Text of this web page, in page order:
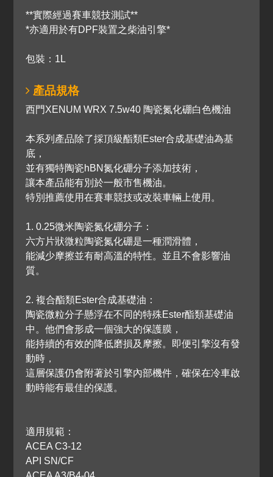
**實際經過賽車競技測試**
*亦適用於有DPF裝置之柴油引擎*
包裝：1L
產品規格
西門XENUM WRX 7.5w40 陶瓷氮化硼白色機油
本系列產品除了採頂級酯類Ester合成基礎油為基
底，
並有獨特陶瓷hBN氮化硼分子添加技術，
讓本產品能有別於一般市售機油。
特別推薦使用在賽車競技或改裝車輛上使用。
1. 0.25微米陶瓷氮化硼分子：
六方片狀微粒陶瓷氮化硼是一種潤滑體，
能減少摩擦並有耐高溫的特性。並且不會影響油
質。
2. 複合酯類Ester合成基礎油：
陶瓷微粒分子懸浮在不同的特殊Ester酯類基礎油
中。他們會形成一個強大的保護膜，
能持續的有效的降低磨損及摩擦。即便引擎沒有發
動時，
這層保護仍會附著於引擎內部機件，確保在冷車啟
動時能有最佳的保護。
適用規範：
ACEA C3-12
API SN/CF